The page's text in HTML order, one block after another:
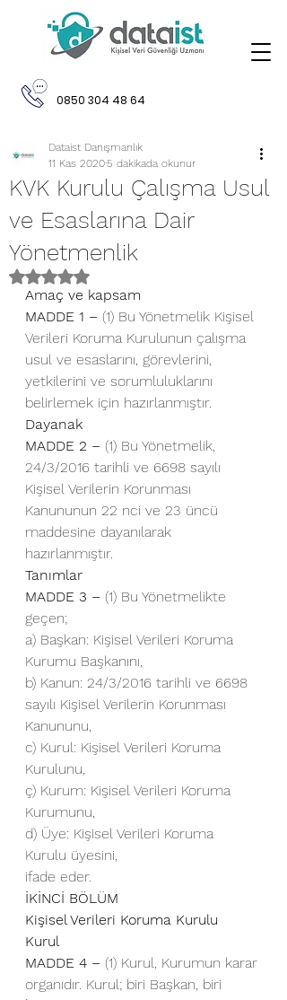
0850 304 48 64
KVK Kurulu Çalışma Usul
ve Esaslarına Dair
Yönetmenlik
Dataist Danışmanlık
11 Kas 20205 dakikada okunur
5 üzerinden NaN yıldız
Amaç ve kapsam
MADDE 1 – (1) Bu Yönetmelik Kişisel
Verileri Koruma Kurulunun çalışma
usul ve esaslarını, görevlerini,
yetkilerini ve sorumluluklarını
belirlemek için hazırlanmıştır.
Dayanak
MADDE 2 – (1) Bu Yönetmelik,
24/3/2016 tarihli ve 6698 sayılı
Kişisel Verilerin Korunması
Kanununun 22 nci ve 23 üncü
maddesine dayanılarak
hazırlanmıştır.
Tanımlar
MADDE 3 – (1) Bu Yönetmelikte
geçen;
a) Başkan: Kişisel Verileri Koruma
Kurumu Başkanını,
b) Kanun: 24/3/2016 tarihli ve 6698
sayılı Kişisel Verilerin Korunması
Kanununu,
c) Kurul: Kişisel Verileri Koruma
Kurulunu,
ç) Kurum: Kişisel Verileri Koruma
Kurumunu,
d) Üye: Kişisel Verileri Koruma
Kurulu üyesini,
ifade eder.
İKİNCİ BÖLÜM
Kişisel Verileri Koruma Kurulu
Kurul
MADDE 4 – (1) Kurul, Kurumun karar
organıdır. Kurul; biri Başkan, biri